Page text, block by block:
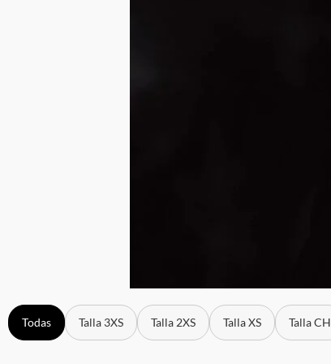
Todas Talla 3XS Talla 2XS Talla XS Talla CH